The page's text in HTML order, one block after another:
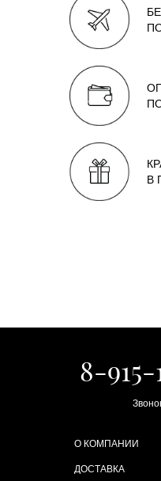
В
8-
О КОМПАНИИ
ДОСТАВКА